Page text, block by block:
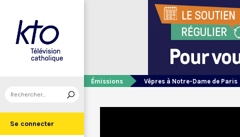
Se connecter
Émissions Vêpres à Notre-Dame de Paris